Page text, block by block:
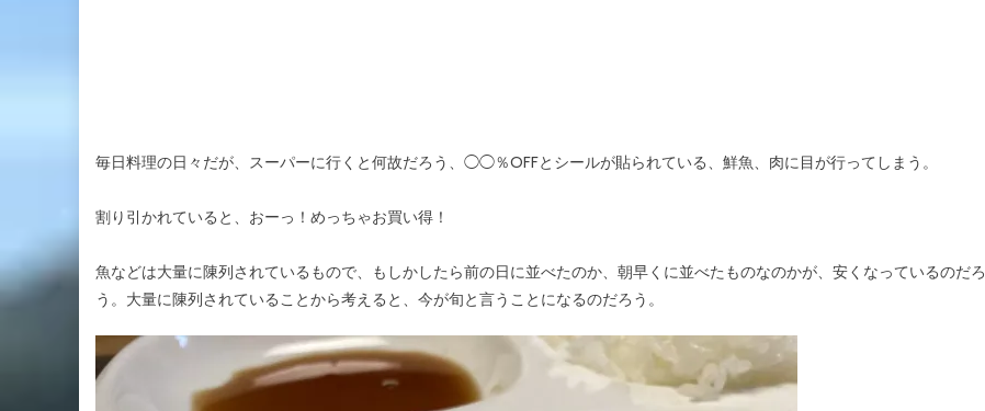
毎日料理の日々だが、スーパーに行くと何故だろう、◯◯％OFFとシールが貼られている、鮮魚、肉に目が行ってしまう。
割り引かれていると、おーっ！めっちゃお買い得！
魚などは大量に陳列されているもので、もしかしたら前の日に並べたのか、朝早くに並べたものなのかが、安くなっているのだろ
う。大量に陳列されていることから考えると、今が旬と言うことになるのだろう。